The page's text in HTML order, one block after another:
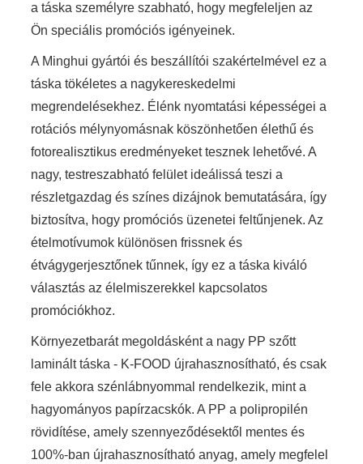
a táska személyre szabható, hogy megfeleljen az
Ön speciális promóciós igényeinek.
A Minghui gyártói és beszállítói szakértelmével ez a
táska tökéletes a nagykereskedelmi
megrendelésekhez. Élénk nyomtatási képességei a
rotációs mélynyomásnak köszönhetően élethű és
fotorealisztikus eredményeket tesznek lehetővé. A
nagy, testreszabható felület ideálissá teszi a
részletgazdag és színes dizájnok bemutatására, így
biztosítva, hogy promóciós üzenetei feltűnjenek. Az
ételmotívumok különösen frissnek és
étvágygerjesztőnek tűnnek, így ez a táska kiváló
választás az élelmiszerekkel kapcsolatos
promóciókhoz.
Környezetbarát megoldásként a nagy PP szőtt
laminált táska - K-FOOD újrahasznosítható, és csak
fele akkora szénlábnyommal rendelkezik, mint a
hagyományos papírzacskók. A PP a polipropilén
rövidítése, amely szennyeződésektől mentes és
100%-ban újrahasznosítható anyag, amely megfelel